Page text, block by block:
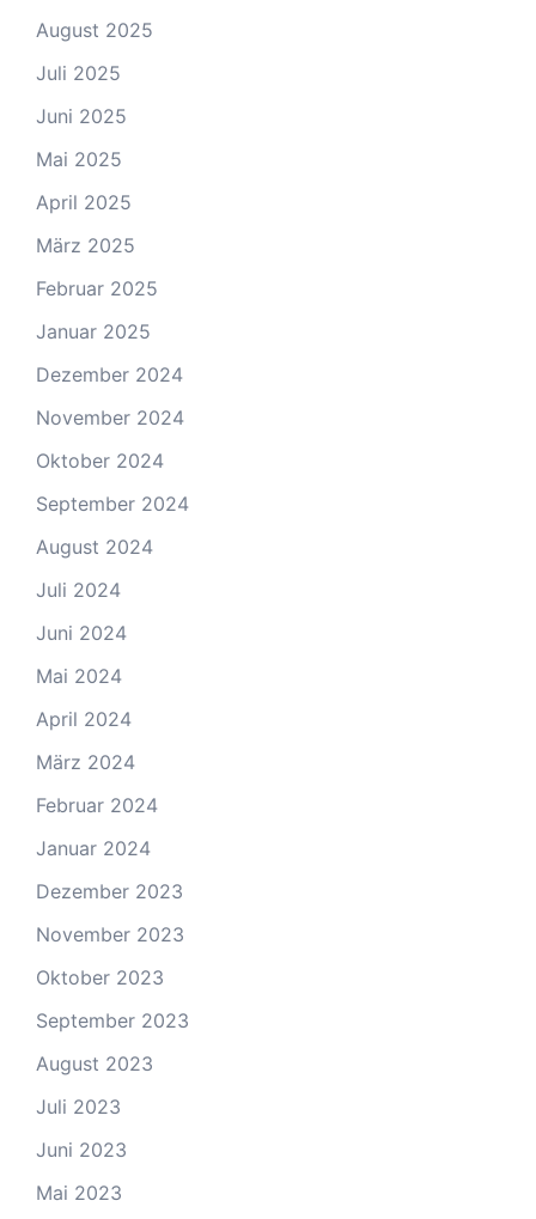
August 2025
Juli 2025
Juni 2025
Mai 2025
April 2025
März 2025
Februar 2025
Januar 2025
Dezember 2024
November 2024
Oktober 2024
September 2024
August 2024
Juli 2024
Juni 2024
Mai 2024
April 2024
März 2024
Februar 2024
Januar 2024
Dezember 2023
November 2023
Oktober 2023
September 2023
August 2023
Juli 2023
Juni 2023
Mai 2023